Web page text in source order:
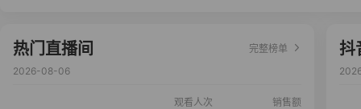
热门直播间
完整榜单
2026-08-06
观看人次 销售额
抖